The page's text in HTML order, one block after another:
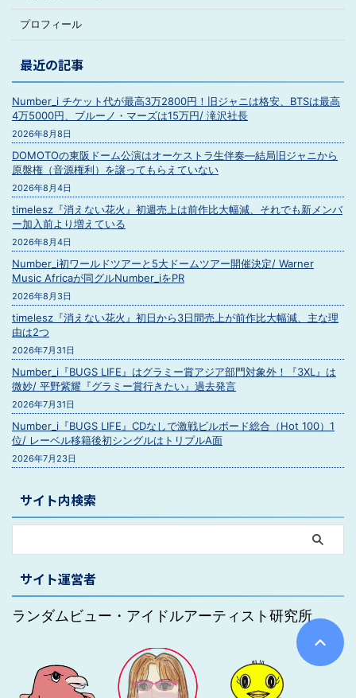
プロフィール
最近の記事
Number_i チケット代が最高3万2800円！旧ジャニは格安、BTSは最高
4万5000円、ブルーノ・マーズは15万円/ 滝沢社長
2026年8月8日
DOMOTOの東阪ドーム公演はオーケストラ生伴奏―結局旧ジャニから
原盤権（音源権利）を譲ってもらえていない
2026年8月4日
timelesz『消えない花火』初週売上は前作比大幅減、それでも新メンバ
ー加入前より増えている
2026年8月4日
Number_i初ワールドツアーと5大ドームツアー開催決定/ Warner
Music Africaが同グルNumber_iをPR
2026年8月3日
timelesz『消えない花火』初日から3日間売上が前作比大幅減、主な理
由は2つ
2026年7月31日
Number_i『BUGS LIFE』はグラミー賞アジア部門対象外！『3XL』は
微妙/ 平野紫耀『グラミー賞行きたい』過去発言
2026年7月31日
Number_i『BUGS LIFE』CDなしで激戦ビルボード総合（Hot 100）1
位/ レーベル移籍後初シングルはトリプルA面
2026年7月23日
サイト内検索
サイト運営者
ランダムビュー・アイドルアーティスト研究所